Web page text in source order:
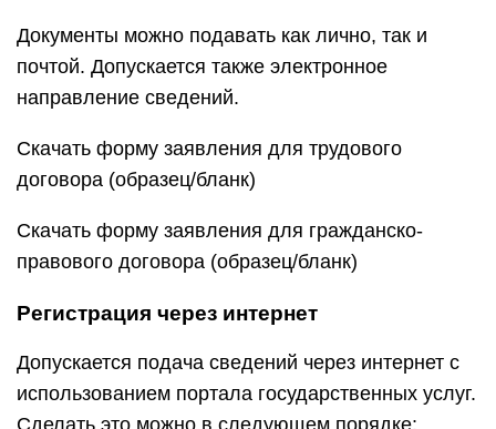
Документы можно подавать как лично, так и
почтой. Допускается также электронное
направление сведений.
Скачать форму заявления для трудового
договора (образец/бланк)
Скачать форму заявления для гражданско-
правового договора (образец/бланк)
Регистрация через интернет
Допускается подача сведений через интернет с
использованием портала государственных услуг.
Сделать это можно в следующем порядке: